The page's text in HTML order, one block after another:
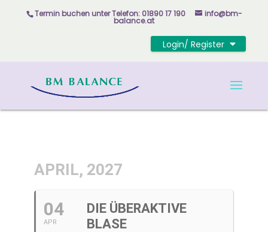
Termin buchen unterTelefon: 01890 17 190 info@bm-
balance.at
Login/ Register
APRIL, 2027
04
APR
DIE ÜBERAKTIVE
BLASE